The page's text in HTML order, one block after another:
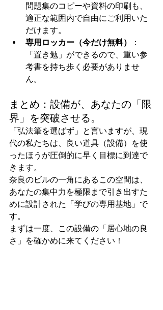
問題集のコピーや資料の印刷も、
適正な範囲内で自由にご利用いた
だけます。
専用ロッカー（今だけ無料）
：
「置き勉」ができるので、重い参
考書を持ち歩く必要がありませ
ん。
まとめ：設備が、あなたの「限
界」を突破させる。
「弘法筆を選ばず」と言いますが、現
代の私たちは、良い道具（設備）を使
ったほうが圧倒的に早く目標に到達で
きます。
奈良のビルの一角にあるこの空間は、
あなたの集中力を極限まで引き出すた
めに設計された「学びの専用基地」で
す。
まずは一度、この設備の「居心地の良
さ」を確かめに来てください！